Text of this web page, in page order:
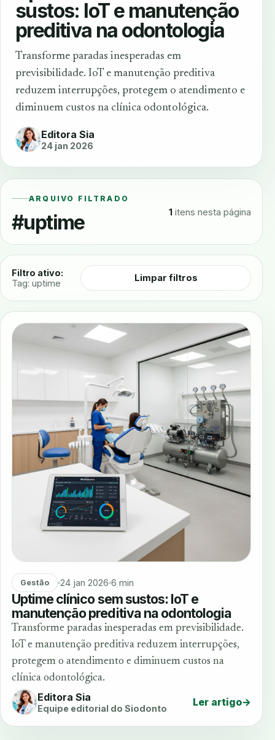
sustos: IoT e manutenção
preditiva na odontologia
Transforme paradas inesperadas em
previsibilidade. IoT e manutenção preditiva
reduzem interrupções, protegem o atendimento e
diminuem custos na clínica odontológica.
Editora Sia
24 jan 2026
ARQUIVO FILTRADO
#uptime 1 itens nesta página
Filtro ativo:
Tag: uptime
Limpar filtros
Gestão 24 jan 2026 6 min
Uptime clínico sem sustos: IoT e
manutenção preditiva na odontologia
Transforme paradas inesperadas em previsibilidade.
IoT e manutenção preditiva reduzem interrupções,
protegem o atendimento e diminuem custos na
clínica odontológica.
Editora Sia
Equipe editorial do Siodonto Ler artigo→